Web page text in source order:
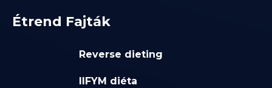
Étrend Fajták
Reverse dieting
IIFYM diéta